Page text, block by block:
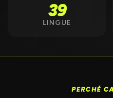
39
LINGUE
PERCHÉ